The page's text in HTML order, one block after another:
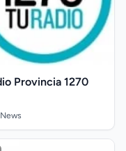
Provincia 1270